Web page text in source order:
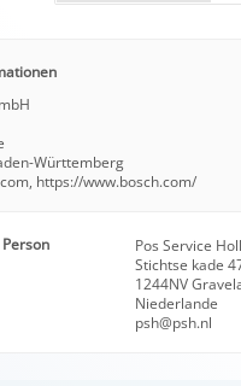
Württemberg
https://www.bosch.com/
Pos Service
Stichtse kade
1244NV
Niederlande
psh@psh.nl